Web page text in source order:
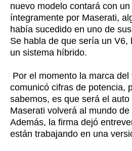
nuevo modelo contará con
íntegramente por Maserati,
había sucedido en uno de
Se habla de que sería un V6,
un sistema híbrido.
Por el momento la marca del
comunicó cifras de potencia,
sabemos, es que será el
Maserati volverá al mundo
Además, la firma dejó
están trabajando en una